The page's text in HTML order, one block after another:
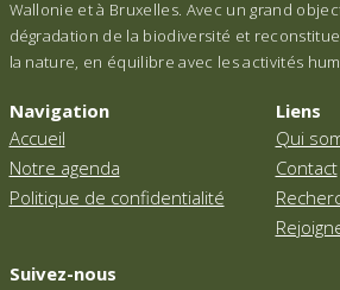
Wallonie et à Bruxelles. Avec un grand
dégradation de la biodiversité et
la nature, en équilibre avec les activités
Navigation
Accueil
Notre agenda
Politique de confidentialité
Liens
Qui
Contact
Suivez-nous